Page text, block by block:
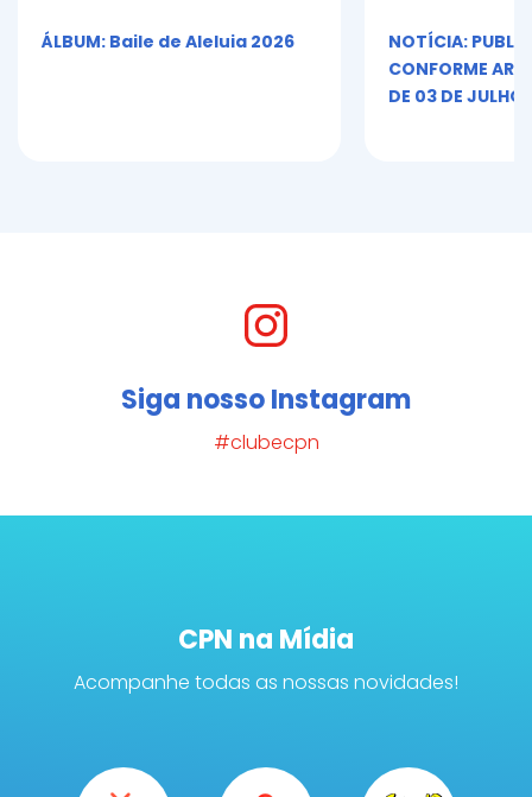
ÁLBUM: Baile de Aleluia 2026
NOTÍCIA:
CONFORME ART.
DE 03 DE JULHO
Siga nosso Instagram
#clubecpn
CPN na Mídia
Acompanhe todas as nossas novidades!